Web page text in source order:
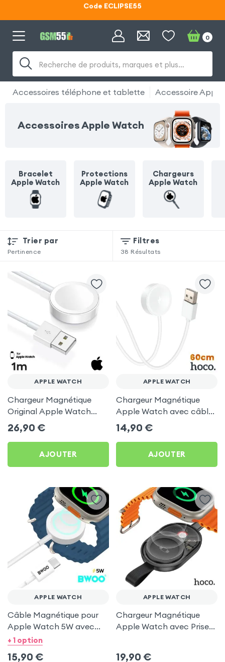
Code ECLIPSE55
Recherche de produits, marques et plus…
0
Accessoires téléphone et tablette Accessoire
Accessoires Apple Watch
Bracelet
Apple Watch
Protections
Apple Watch
Chargeurs
Apple Watch
Trier par
Pertinence
Filtres
38 Résultats
APPLE WATCH
Chargeur Magnétique
Original Apple Watch
avec Câble USB 1m -
Blanc
26,90 €
AJOUTER
APPLE WATCH
Chargeur Magnétique
Apple Watch avec câble
USB 60cm - Hoco Blanc
14,90 €
AJOUTER
APPLE WATCH
Câble Magnétique pour
Apple Watch 5W avec
Prise USB-C - Bwoo Blanc
+ 1 option
15,90 €
APPLE WATCH
Chargeur Magnétique
Apple Watch avec Prise
19,90 €